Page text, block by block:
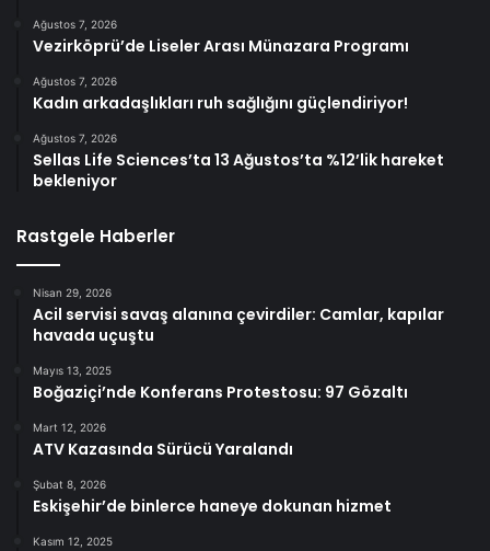
Ağustos 7, 2026
Vezirköprü’de Liseler Arası Münazara Programı
Ağustos 7, 2026
Kadın arkadaşlıkları ruh sağlığını güçlendiriyor!
Ağustos 7, 2026
Sellas Life Sciences’ta 13 Ağustos’ta %12’lik hareket
bekleniyor
Rastgele Haberler
Nisan 29, 2026
Acil servisi savaş alanına çevirdiler: Camlar, kapılar
havada uçuştu
Mayıs 13, 2025
Boğaziçi’nde Konferans Protestosu: 97 Gözaltı
Mart 12, 2026
ATV Kazasında Sürücü Yaralandı
Şubat 8, 2026
Eskişehir’de binlerce haneye dokunan hizmet
Kasım 12, 2025